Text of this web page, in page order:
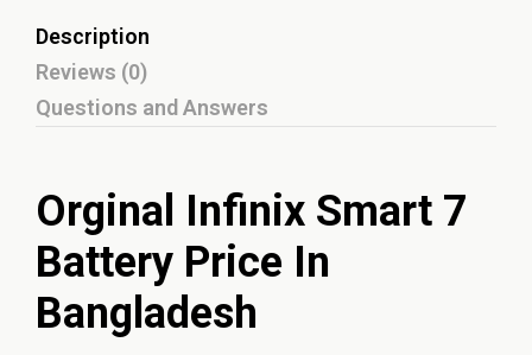
Description
Reviews (0)
Questions and Answers
Orginal Infinix Smart 7
Battery Price In
Bangladesh